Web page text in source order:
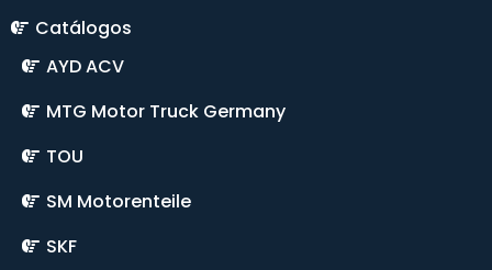
Catálogos
AYD ACV
MTG Motor Truck Germany
TOU
SM Motorenteile
SKF